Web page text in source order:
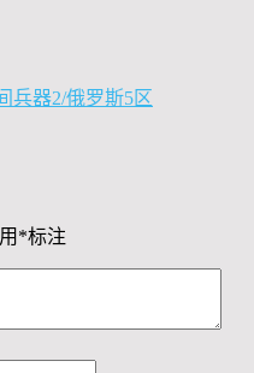
兵器2/俄罗斯5区
*标注